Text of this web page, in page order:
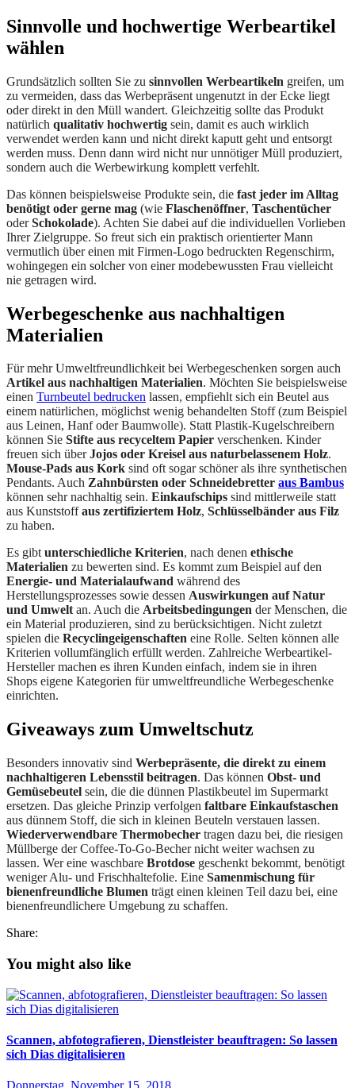
Sinnvolle und hochwertige Werbeartikel
wählen
Grundsätzlich sollten Sie zu sinnvollen Werbeartikeln greifen, um
zu vermeiden, dass das Werbepräsent ungenutzt in der Ecke liegt
oder direkt in den Müll wandert. Gleichzeitig sollte das Produkt
natürlich qualitativ hochwertig sein, damit es auch wirklich
verwendet werden kann und nicht direkt kaputt geht und entsorgt
werden muss. Denn dann wird nicht nur unnötiger Müll produziert,
sondern auch die Werbewirkung komplett verfehlt.
Das können beispielsweise Produkte sein, die fast jeder im Alltag
benötigt oder gerne mag (wie Flaschenöffner, Taschentücher
oderSchokolade). Achten Sie dabei auf die individuellen Vorlieben
Ihrer Zielgruppe. So freut sich ein praktisch orientierter Mann
vermutlich über einen mit Firmen-Logo bedruckten Regenschirm,
wohingegen ein solcher von einer modebewussten Frau vielleicht
nie getragen wird.
Werbegeschenke aus nachhaltigen
Materialien
Für mehr Umweltfreundlichkeit bei Werbegeschenken sorgen auch
Artikel aus nachhaltigen Materialien. Möchten Sie beispielsweise
einen Turnbeutel bedrucken lassen, empfiehlt sich ein Beutel aus
einem natürlichen, möglichst wenig behandelten Stoff (zum Beispiel
aus Leinen, Hanf oder Baumwolle). Statt Plastik-Kugelschreibern
können Sie Stifte aus recyceltem Papier verschenken. Kinder
freuen sich überJojos oder Kreisel aus naturbelassenem Holz.
Mouse-Pads aus Kork sind oft sogar schöner als ihre synthetischen
Pendants. Auch Zahnbürsten oder Schneidebretter aus Bambus
können sehr nachhaltig sein. Einkaufschips sind mittlerweile statt
aus Kunststoffaus zertifiziertem Holz, Schlüsselbänder aus Filz
zu haben.
Es gibtunterschiedliche Kriterien, nach denen ethische
Materialien zu bewerten sind. Es kommt zum Beispiel auf den
Energie- und Materialaufwand während des
Herstellungsprozesses sowie dessen Auswirkungen auf Natur
und Umweltan. Auch die Arbeitsbedingungen der Menschen, die
ein Material produzieren, sind zu berücksichtigen. Nicht zuletzt
spielen die Recyclingeigenschaften eine Rolle. Selten können alle
Kriterien vollumfänglich erfüllt werden. Zahlreiche Werbeartikel-
Hersteller machen es ihren Kunden einfach, indem sie in ihren
Shops eigene Kategorien für umweltfreundliche Werbegeschenke
einrichten.
Giveaways zum Umweltschutz
Besonders innovativ sind Werbepräsente, die direkt zu einem
nachhaltigeren Lebensstil beitragen. Das können Obst- und
Gemüsebeutel sein, die die dünnen Plastikbeutel im Supermarkt
ersetzen. Das gleiche Prinzip verfolgen faltbare Einkaufstaschen
aus dünnem Stoff, die sich in kleinen Beuteln verstauen lassen.
Wiederverwendbare Thermobecher tragen dazu bei, die riesigen
Müllberge der Coffee-To-Go-Becher nicht weiter wachsen zu
lassen. Wer eine waschbare Brotdose geschenkt bekommt, benötigt
weniger Alu- und Frischhaltefolie. Eine Samenmischung für
bienenfreundliche Blumen trägt einen kleinen Teil dazu bei, eine
bienenfreundlichere Umgebung zu schaffen.
Share:
You might also like
Scannen, abfotografieren, Dienstleister beauftragen: So lassen
sich Dias digitalisieren